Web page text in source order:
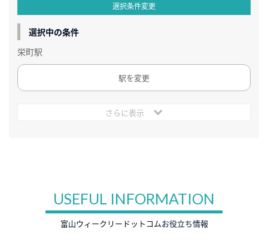
選択条件変更
選択中の条件
栄町駅
駅を変更
さらに表示
USEFUL INFORMATION
富山ウィークリードットコムお役立ち情報